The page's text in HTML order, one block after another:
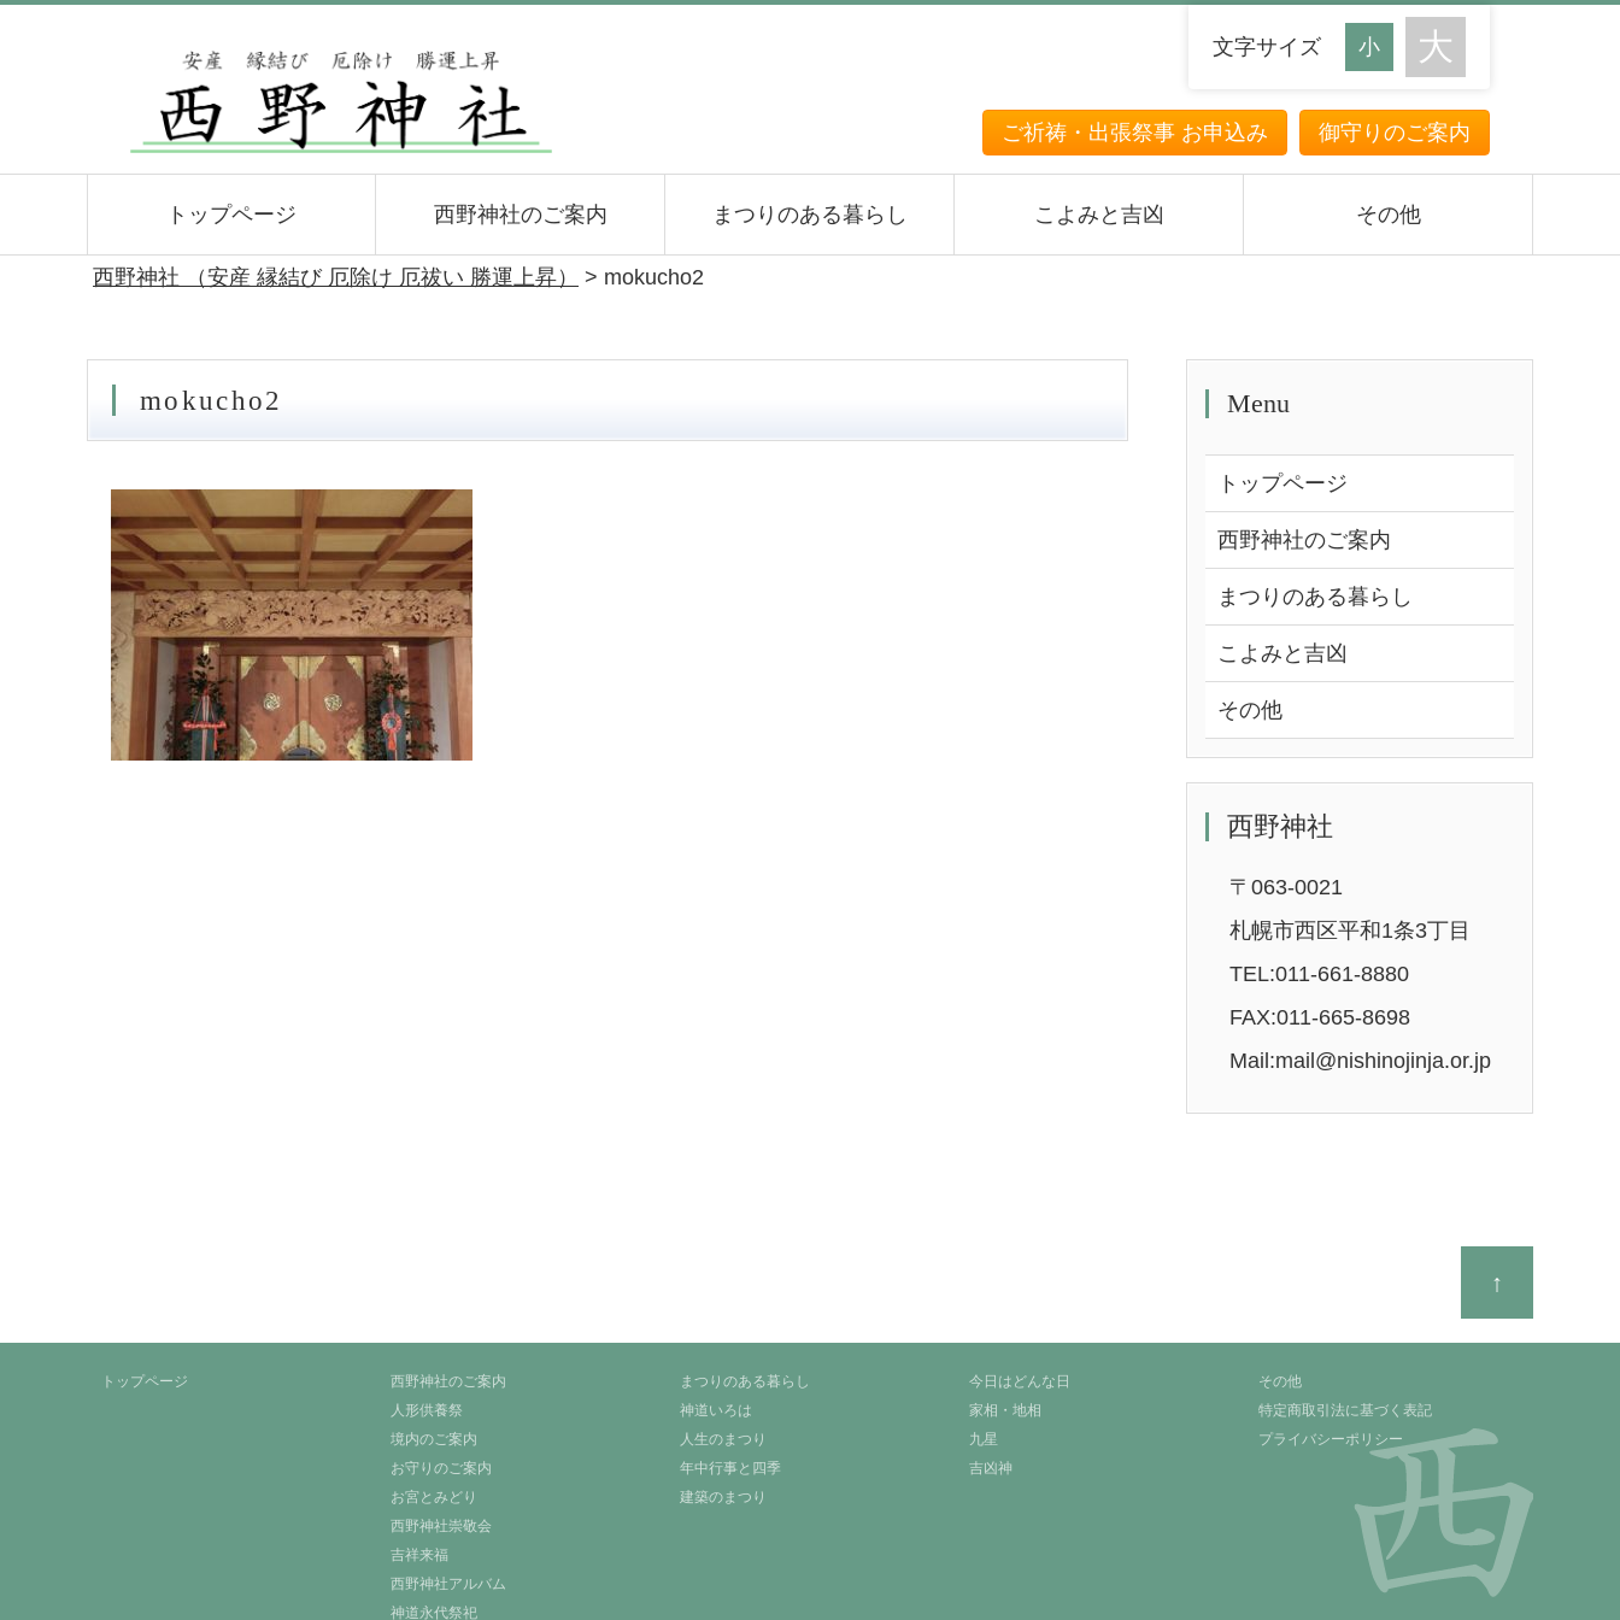
ご祈祷・出張祭事 お申込み 御守りのご案内
文字サイズ
トップページ 西野神社のご案内 まつりのある暮らし こよみと吉凶 その他
西野神社 （安産 縁結び 厄除け 厄祓い 勝運上昇） > mokucho2
mokucho2 Menu
トップページ
西野神社のご案内
まつりのある暮らし
こよみと吉凶
その他
西野神社
〒063-0021
札幌市西区平和1条3丁目
TEL:011-661-8880
FAX:011-665-8698
Mail:mail@nishinojinja.or.jp
↑
トップページ
西野神社のご案内
人形供養祭
境内のご案内
お守りのご案内
お宮とみどり
西野神社崇敬会
吉祥来福
西野神社アルバム
神道永代祭祀
まつりのある暮らし
神道いろは
人生のまつり
年中行事と四季
建築のまつり
今日はどんな日
家相・地相
九星
吉凶神
その他
特定商取引法に基づく表記
プライバシーポリシー